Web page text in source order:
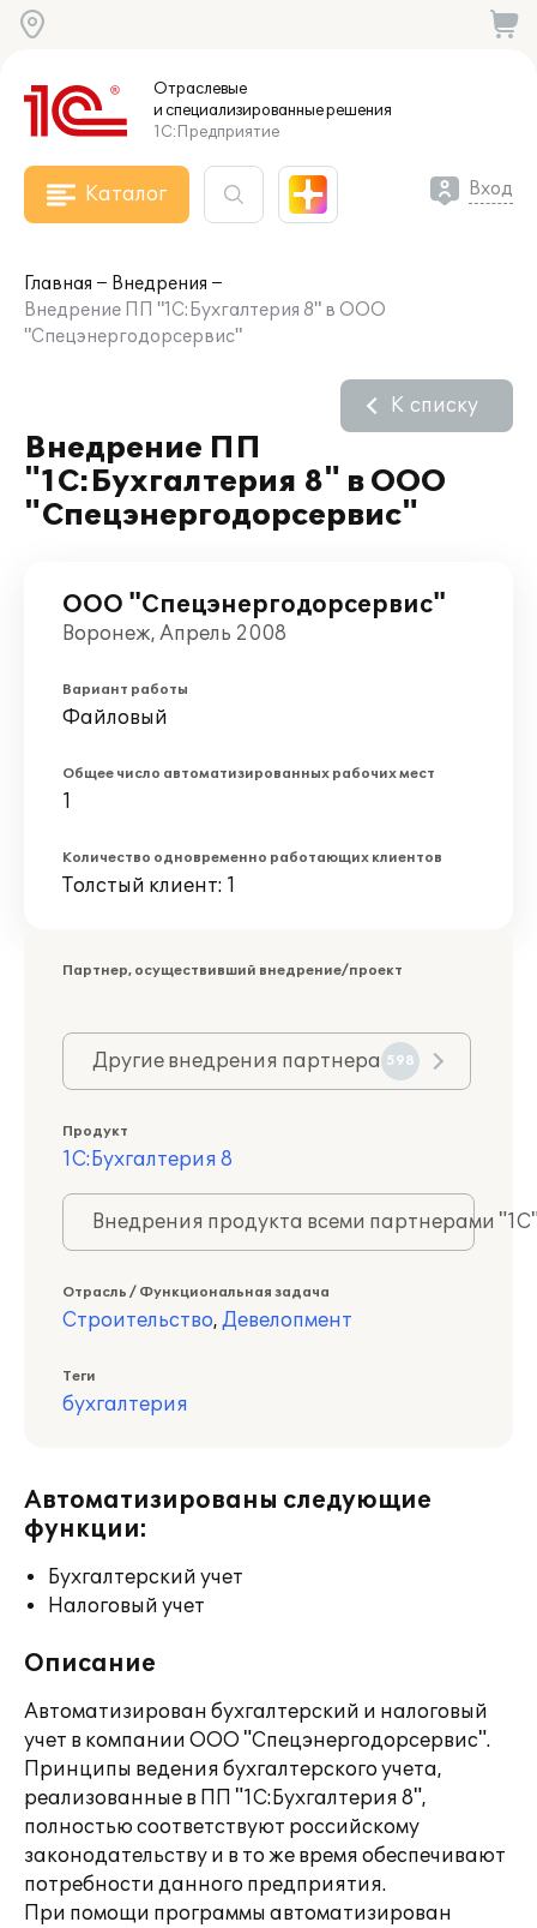
Отраслевые
и специализированныерешения
1С:Предприятие
Каталог Вход
Главная
Внедрения
Внедрение ПП "1С:Бухгалтерия 8" в ООО
"Спецэнергодорсервис"
Внедрение ПП
"1С:Бухгалтерия 8" в ООО
"Спецэнергодорсервис"
К списку
ООО "Спецэнергодорсервис"
Воронеж, Апрель 2008
Вариант работы
Файловый
Общее число автоматизированных рабочих мест
1
Количество одновременно работающих клиентов
Толстый клиент: 1
Партнер, осуществивший внедрение/проект
Другие внедрения партнера 598
Продукт
1С:Бухгалтерия 8
Внедрения продукта всеми партнерами
Отрасль / Функциональная задача
Строительство, Девелопмент
Теги
бухгалтерия
Автоматизированы следующие
функции:
Бухгалтерский учет
Налоговый учет
Описание
Автоматизирован бухгалтерский и налоговый
учет в компании ООО "Спецэнергодорсервис".
Принципы ведения бухгалтерского учета,
реализованные в ПП "1С:Бухгалтерия 8",
полностью соответствуют российскому
законодательству и в то же время обеспечивают
потребности данного предприятия.
При помощи программы автоматизирован